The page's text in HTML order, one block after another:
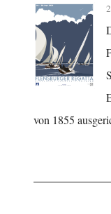
von 1855